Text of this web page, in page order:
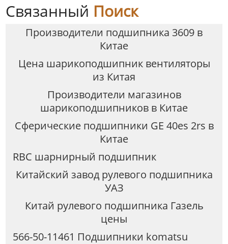
Связанный Поиск
Производители подшипника 3609 в
Китае
Цена шарикоподшипник вентиляторы
из Китая
Производители магазинов
шарикоподшипников в Китае
Сферические подшипники GE 40es 2rs в
Китае
RBC шарнирный подшипник
Китайский завод рулевого подшипника
УАЗ
Китай рулевого подшипника Газель
цены
566-50-11461 Подшипники komatsu